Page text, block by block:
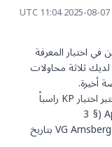
2025-08-07 11:04 UTC
نهائياً ولا يُسمح لك بالحصول على Approbation (§ 3